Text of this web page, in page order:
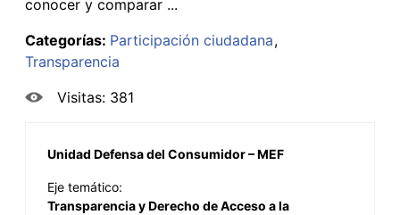
conocer y comparar ...
Categorías: Participación ciudadana
Transparencia
Visitas: 381
Unidad Defensa del Consumidor – MEF
Eje temático:
Transparencia y Derecho de Acceso a la